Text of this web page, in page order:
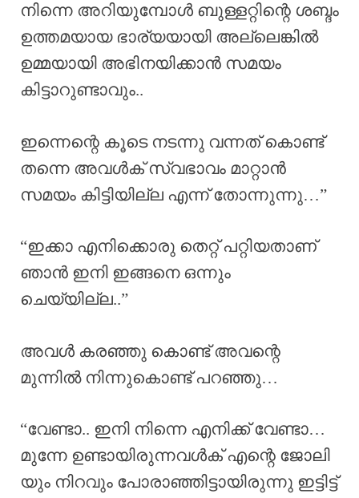
നിന്നെ അറിയുമ്പോൾ ബുള്ളറ്റിന്റെ ശബ്ദം
ഉത്തമയായ ഭാര്യയായി അല്ലെങ്കിൽ
ഉമ്മയായി അഭിനയിക്കാൻ സമയം
കിട്ടാറുണ്ടാവും..
ഇന്നെന്റെ കൂടെ നടന്നു വന്നത് കൊണ്ട്
തന്നെ അവൾക് സ്വഭാവം മാറ്റാൻ
സമയം കിട്ടിയില്ല എന്ന് തോന്നുന്നു…”
“ഇക്കാ എനിക്കൊരു തെറ്റ് പറ്റിയതാണ്
ഞാൻ ഇനി ഇങ്ങനെ ഒന്നും
ചെയ്യില്ല..”
അവൾ കരഞ്ഞു കൊണ്ട് അവന്റെ
മുന്നിൽ നിന്നുകൊണ്ട് പറഞ്ഞു…
“വേണ്ടാ.. ഇനി നിന്നെ എനിക്ക് വേണ്ടാ…
മുന്നേ ഉണ്ടായിരുന്നവൾക് എന്റെ ജോലി
യും നിറവും പോരാഞ്ഞിട്ടായിരുന്നു ഇട്ടിട്ട്